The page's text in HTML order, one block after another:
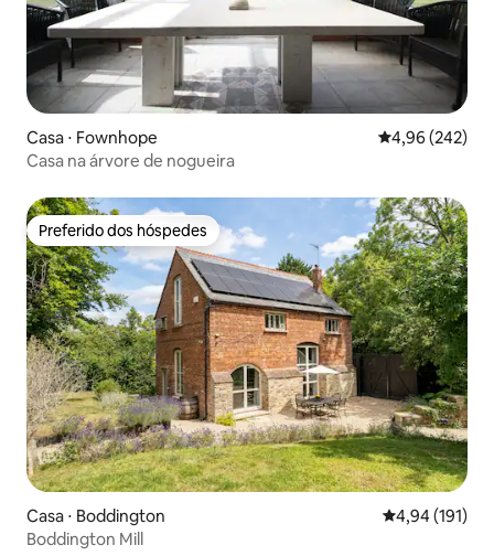
Casa ⋅ Fownhope 4,96 de uma
4,96 (242)
Casa na árvore de nogueira
Preferido dos hóspedes
Preferido dos hóspedes
Casa ⋅ Boddington 4,94 de uma
4,94 (191)
Boddington Mill